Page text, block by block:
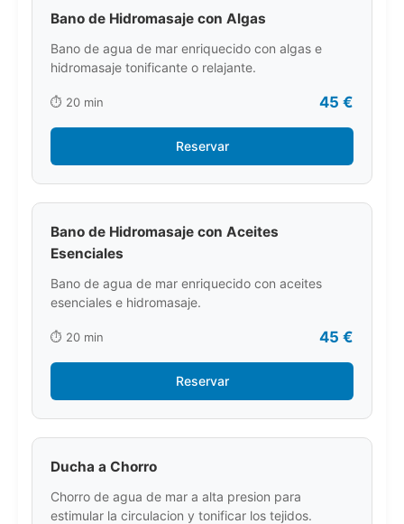
Bano de Hidromasaje con Algas
Bano de agua de mar enriquecido con algas e
hidromasaje tonificante o relajante.
⏱️ 20 min 45 €
Reservar
Bano de Hidromasaje con Aceites
Esenciales
Bano de agua de mar enriquecido con aceites
esenciales e hidromasaje.
⏱️ 20 min 45 €
Reservar
Ducha a Chorro
Chorro de agua de mar a alta presion para
estimular la circulacion y tonificar los tejidos.